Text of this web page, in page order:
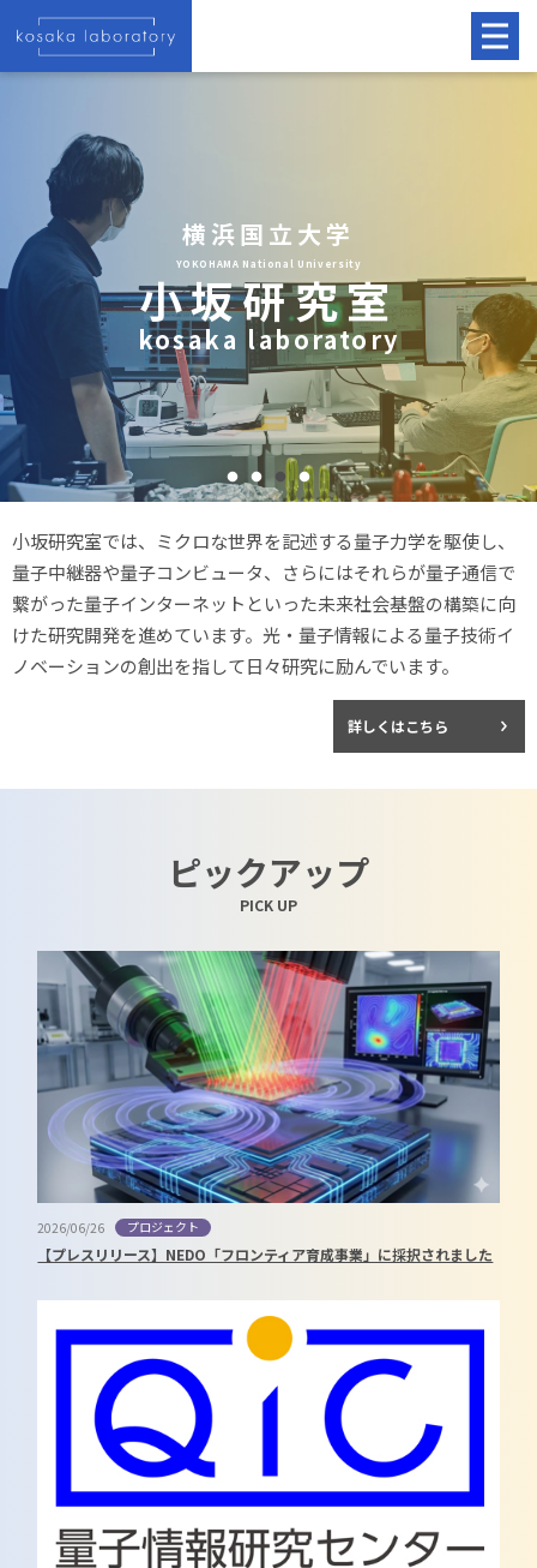
横浜国立大学
YOKOHAMA National University
小坂研究室
kosaka laboratory
小坂研究室では、ミクロな世界を記述する量子力学を駆使し、
量子中継器や量子コンビュータ、さらにはそれらが量子通信で
繋がった量子インターネットといった未来社会基盤の構築に向
けた研究開発を進めています。光・量子情報による量子技術イ
ノベーションの創出を指して日々研究に励んでいます。
詳しくはこちら
ピックアップ
PICK UP
2026/06/26 プロジェクト
【プレスリリース】NEDO「フロンティア育成事業」に採択されました